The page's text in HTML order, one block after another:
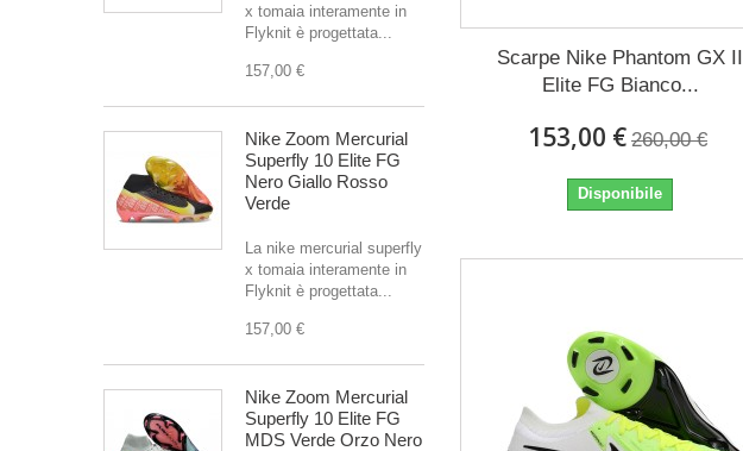
x tomaia interamente in
Flyknit è progettata...
157,00 €
Nike Zoom Mercurial
Superfly 10 Elite FG
Nero Giallo Rosso
Verde
La nike mercurial superfly
x tomaia interamente in
Flyknit è progettata...
157,00 €
Nike Zoom Mercurial
Superfly 10 Elite FG
MDS Verde Orzo Nero
Scarpe Nike Phantom GX II
Elite FG Bianco...
153,00 € 260,00 €
Disponibile